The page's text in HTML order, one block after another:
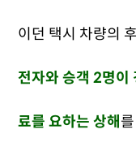
이던 택시 차량의
전자와 승객 2명이
료를 요하는 상해